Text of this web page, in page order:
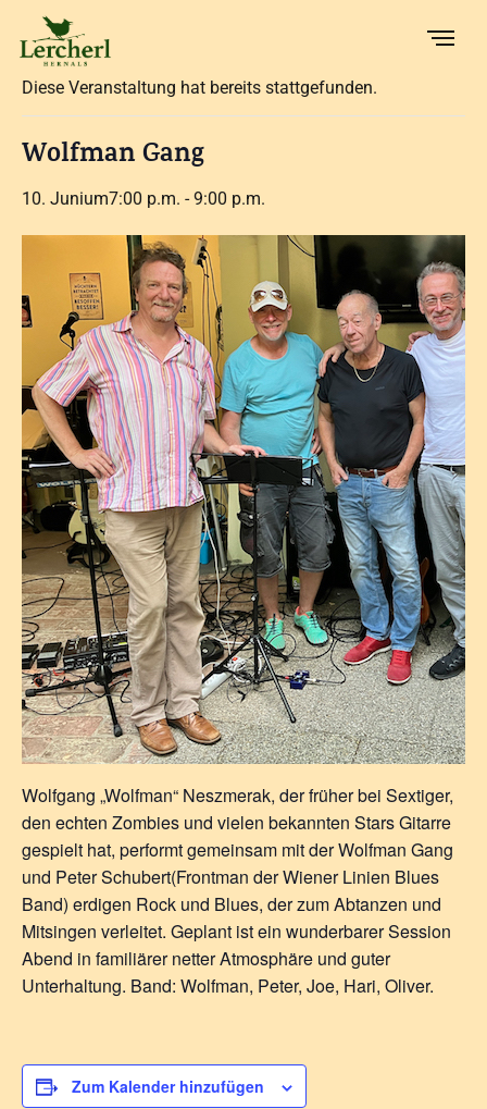
« Alle Veranstaltungen
Diese Veranstaltung hat bereits stattgefunden.
Wolfman Gang
10. Junium7:00 p.m. -9:00 p.m.
Wolfgang „Wolfman“ Neszmerak, der früher bei Sextiger,
den echten Zombies und vielen bekannten Stars Gitarre
gespielt hat, performt gemeinsam mit der Wolfman Gang
und Peter Schubert(Frontman der Wiener Linien Blues
Band) erdigen Rock und Blues, der zum Abtanzen und
Mitsingen verleitet. Geplant ist ein wunderbarer Session
Abend in familiärer netter Atmosphäre und guter
Unterhaltung. Band: Wolfman, Peter, Joe, Hari, Oliver.
Zum Kalender hinzufügen